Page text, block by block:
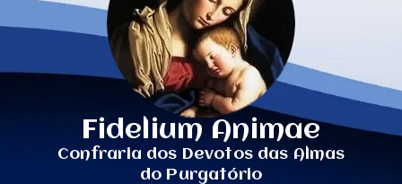
Fidelium Animae
Confraria dos Devotos das Almas
do Purgatório